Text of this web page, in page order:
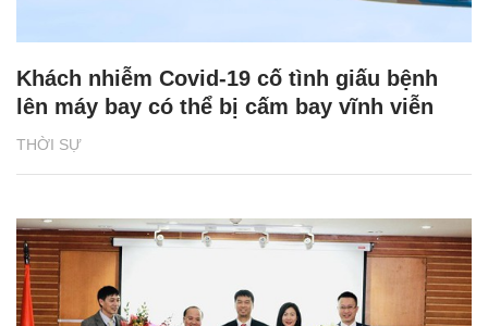
THỜI SỰ
Khách nhiễm Covid-19 cố tình giấu bệnh
lên máy bay có thể bị cấm bay vĩnh viễn